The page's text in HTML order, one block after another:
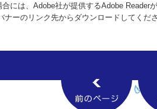
には、Adobe社が提供するAdobe Readerが
ーのリンク先からダウンロードしてくだ